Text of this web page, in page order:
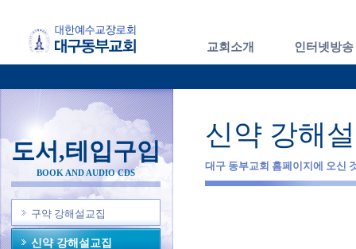
교회소개 인터넷방송
도서,테입구입
BOOK AND AUDIO CDS
구약 강해설교집
신약 강해설교집
신약 강해
대구 동부교회 홈페이지에 오신